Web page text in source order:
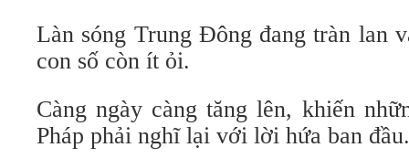
Làn sóng Trung Đông đang tràn lan
con số còn ít ỏi.
Càng ngày càng tăng lên, khiến
Pháp phải nghĩ lại với lời hứa ban đầu.